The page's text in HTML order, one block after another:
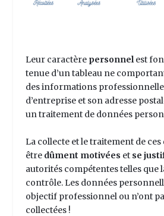
Leur caractère personnelest
tenue d’un tableau ne
des informations
d’entreprise et son adresse
un traitement de données
La collecte et le traitement de
être dûment motivées et se
autorités compétentes telles que
contrôle. Les données
objectif professionnel ou n’ont
collectées !